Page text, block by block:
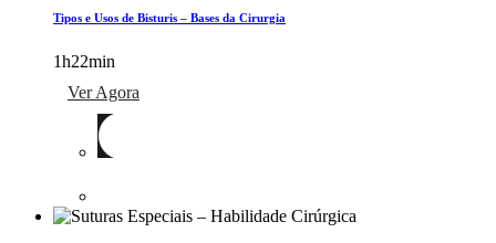
Tipos e Usos de Bisturis – Bases da Cirurgia
1h22min
Ver Agora